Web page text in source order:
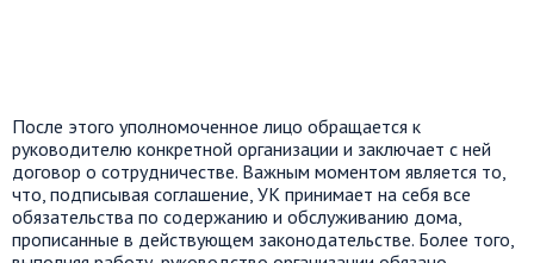
После этого уполномоченное лицо обращается к
руководителю конкретной организации и заключает с ней
договор о сотрудничестве. Важным моментом является то,
что, подписывая соглашение, УК принимает на себя все
обязательства по содержанию и обслуживанию дома,
прописанные в действующем законодательстве. Более того,